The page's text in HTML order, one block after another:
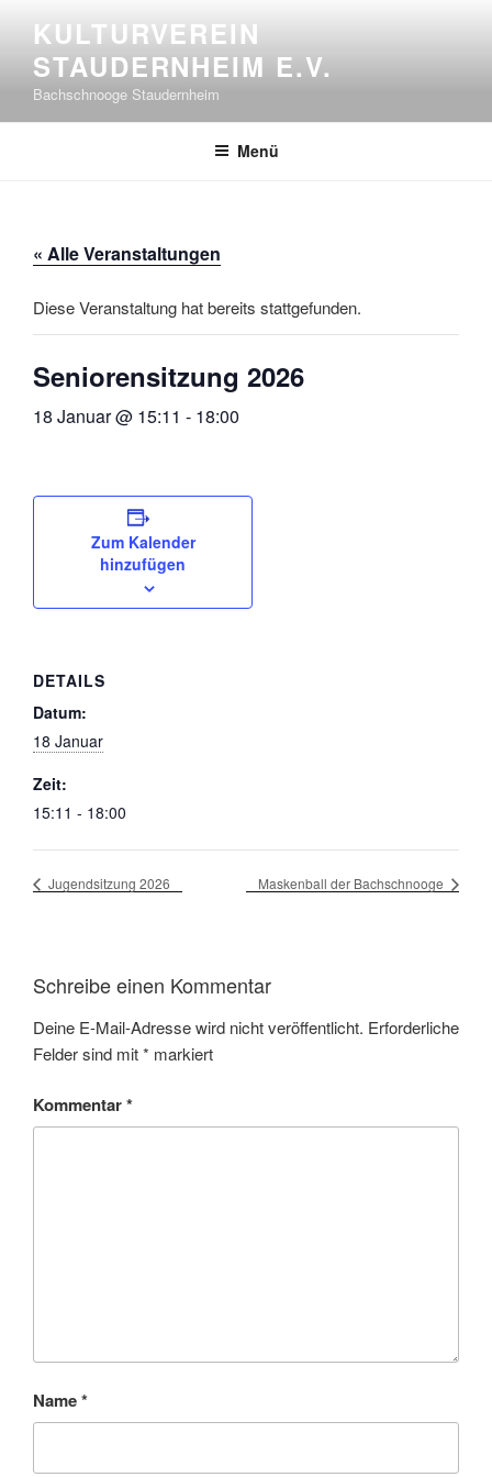
springen
KULTURVEREIN
STAUDERNHEIM E.V.
Bachschnooge Staudernheim
Menü
« Alle Veranstaltungen
Diese Veranstaltung hat bereits stattgefunden.
Seniorensitzung 2026
18 Januar @ 15:11 - 18:00
Zum Kalender
hinzufügen
DETAILS
Datum:
18 Januar
Zeit:
15:11 - 18:00
Jugendsitzung 2026 Maskenball der Bachschnooge
Schreibe einen Kommentar
Deine E-Mail-Adresse wird nicht veröffentlicht. Erforderliche
Felder sind mit* markiert
Kommentar*
Name*